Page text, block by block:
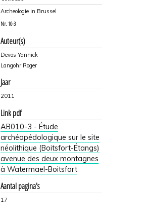
Archeologie in Brussel
Nr. 10-3
Auteur(s)
Devos Yannick
Langohr Roger
Jaar
2011
Link pdf
AB010-3 - Étude
archéopédologique sur le site
néolithique (Boitsfort-Étangs)
avenue des deux montagnes
à Watermael-Boitsfort
Aantal pagina's
17